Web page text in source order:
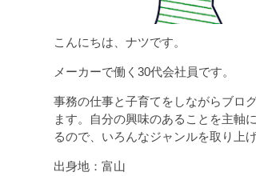
こんにちは、ナツです。
メーカーで働く30代会社員です。
事務の仕事と子育てをしながらブロ
ます。自分の興味のあることを主軸
るので、いろんなジャンルを取り上
出身地：富山